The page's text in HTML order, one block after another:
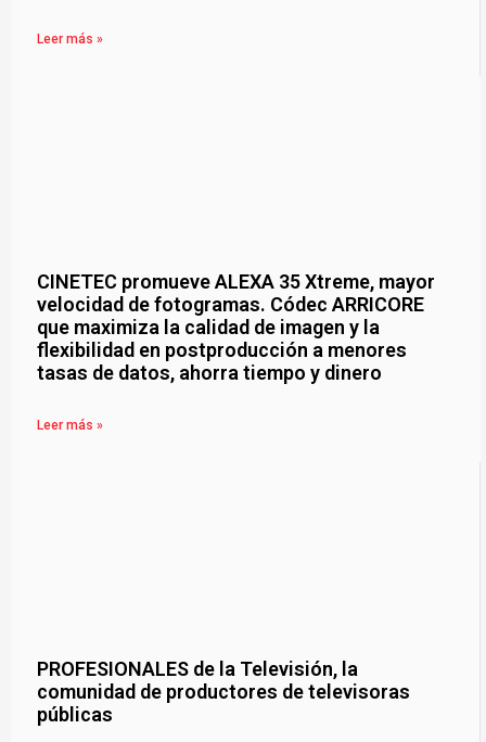
Leer más »
CINETEC promueve ALEXA 35 Xtreme, mayor
velocidad de fotogramas. Códec ARRICORE
que maximiza la calidad de imagen y la
flexibilidad en postproducción a menores
tasas de datos, ahorra tiempo y dinero
Leer más »
PROFESIONALES de la Televisión, la
comunidad de productores de televisoras
públicas